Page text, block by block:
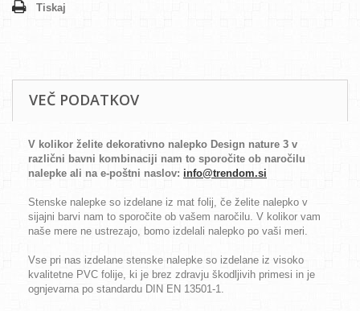
Tiskaj
VEČ PODATKOV
V kolikor želite dekorativno nalepko Design nature 3 v
različni bavni kombinaciji nam to sporočite ob naročilu
nalepke ali na e-poštni naslov: info@trendom.si
Stenske nalepke so izdelane iz mat folij, če želite nalepko v
sijajni barvi nam to sporočite ob vašem naročilu. V kolikor vam
naše mere ne ustrezajo, bomo izdelali nalepko po vaši meri.
Vse pri nas izdelane stenske nalepke so izdelane iz visoko
kvalitetne PVC folije, ki je brez zdravju škodljivih primesi in je
ognjevarna po standardu DIN EN 13501-1.